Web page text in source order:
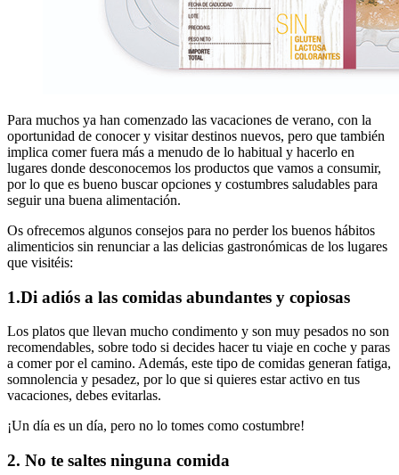
Para muchos ya han comenzado las vacaciones de verano, con la
oportunidad de conocer y visitar destinos nuevos, pero que también
implica comer fuera más a menudo de lo habitual y hacerlo en
lugares donde desconocemos los productos que vamos a consumir,
por lo que es bueno buscar opciones y costumbres saludables para
seguir una buena alimentación.
Os ofrecemos algunos consejos para no perder los buenos hábitos
alimenticios sin renunciar a las delicias gastronómicas de los lugares
que visitéis:
1.Di adiós a las comidas abundantes y copiosas
Los platos que llevan mucho condimento y son muy pesados no son
recomendables, sobre todo si decides hacer tu viaje en coche y paras
a comer por el camino. Además, este tipo de comidas generan fatiga,
somnolencia y pesadez, por lo que si quieres estar activo en tus
vacaciones, debes evitarlas.
¡Un día es un día, pero no lo tomes como costumbre!
2. No te saltes ninguna comida